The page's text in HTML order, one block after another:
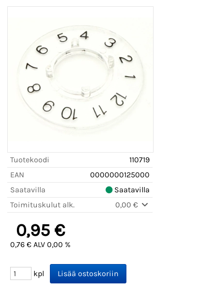
Tuotekoodi
110719
EAN
0000000125000
Saatavilla
Saatavilla
Toimituskulut alk.
0,00 €
0,95 €
0,76 € ALV 0,00 %
kpl